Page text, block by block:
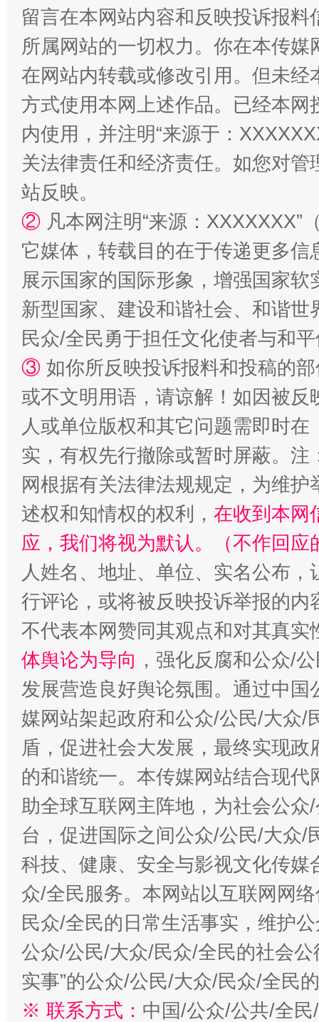
解纷+调解+退费，一次搞定
站台名比不上好声名
招工难、用工荒背后
留言在本网站内容和反映投诉报
所属网站的一切权力。你在本传
在网站内转载或修改引用。但未
方式使用本网上述作品。已经本
内使用，并注明“来源于：
关法律责任和经济责任。如您对
站反映。
② 凡本网注明“来源：
它媒体，转载目的在于传递更多
展示国家的国际形象，增强国家
新型国家、建设和谐社会、和谐
民众/全民勇于担任文化使者与和
③ 如你所反映投诉报料和投稿的
或不文明用语，请谅解！如因被
人或单位版权和其它问题需即时在
实，有权先行撤除或暂时屏蔽。
网根据有关法律法规规定，为维
述权和知情权的权利， 在收到本网
应，我们将视为默认。（不作回应
人姓名、地址、单位、实名公布
行评论，或将被反映投诉举报的
不代表本网赞同其观点和对其真实
体舆论为导向 ，强化反腐和公众/
发展营造良好舆论氛围。通过中
媒网站架起政府和公众/公民/大众/
盾，促进社会大发展，最终实现
的和谐统一。本传媒网站结合现
助全球互联网主阵地，为社会公
台，促进国际之间公众/公民/大众/
科技、健康、安全与影视文化传
众/全民服务。本网站以互联网网
民众/全民的日常生活事实，维护
公众/公民/大众/民众/全民的社会公
实事”的公众/公民/大众/民众/全民
※ 联系方式： 中国/公众/公共/全